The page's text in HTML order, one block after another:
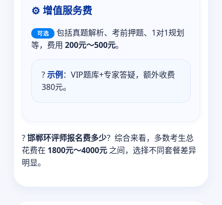
⚙️ 增值服务费
可选
包括真题解析、考前押题、1对1规划
等，费用 200元～500元。
?示例 ：VIP题库+专家答疑，额外收费
380元。
?邯郸环评师报名费多少？综合来看，多数考生总
花费在 1800元～4000元 之间，选择不同套餐差异
明显。